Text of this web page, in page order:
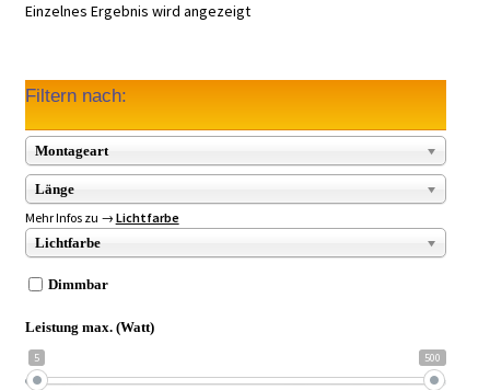
Einzelnes Ergebnis wird angezeigt
Filtern nach:
Montageart
Länge
Mehr Infos zu → Lichtfarbe
Lichtfarbe
Dimmbar
Leistung max. (Watt)
5 500